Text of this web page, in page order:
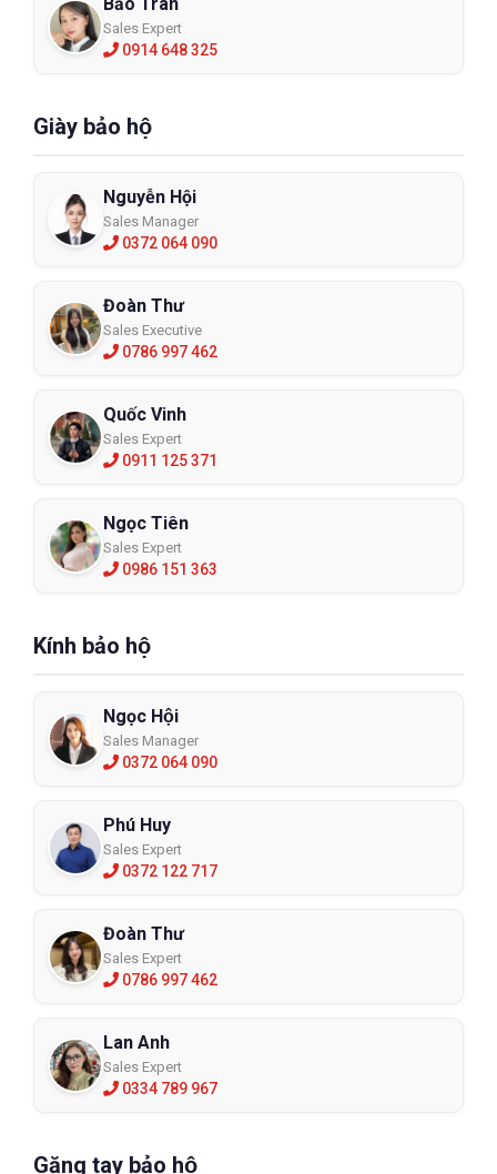
Sales Expert
0914 648 325
Giày bảo hộ
Nguyễn Hội
Sales Manager
0372 064 090
Đoàn Thư
Sales Executive
0786 997 462
Quốc Vinh
Sales Expert
0911 125 371
Ngọc Tiên
Sales Expert
0986 151 363
Kính bảo hộ
Ngọc Hội
Sales Manager
0372 064 090
Phú Huy
Sales Expert
0372 122 717
Đoàn Thư
Sales Expert
0786 997 462
Lan Anh
Sales Expert
0334 789 967
Găng tay bảo hộ